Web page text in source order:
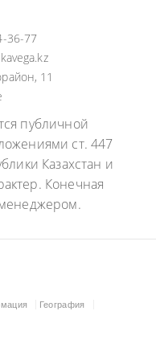
36-77
11
публичной
ст. 447
Казахстан и
Конечная
География